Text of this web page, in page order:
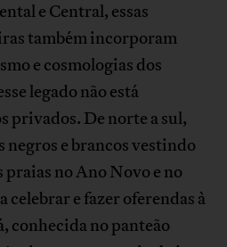
e Central, essas
também incorporam
e cosmologias dos
legado não está
privados. De norte a sul,
e brancos vestindo
praias no Ano Novo e no
celebrar e fazer oferendas à
conhecida no panteão